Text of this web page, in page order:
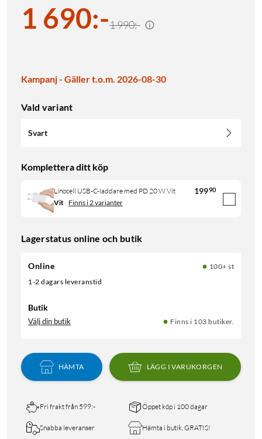
1 690:-1 990:-
Kampanj - Gäller t.o.m. 2026-08-30
Vald variant
Svart
Komplettera ditt köp
Linocell USB-C-laddare med PD 20 W Vit 19990
Vit Finns i 2 varianter
Lagerstatus online och butik
Online
100+ st
1-2 dagars leveranstid
Butik
Välj din butik Finns i 103 butiker.
HÄMTA LÄGG I VARUKORGEN
Fri frakt från 599:- Öppet köp i 100 dagar
Snabba leveranser Hämta i butik, GRATIS!